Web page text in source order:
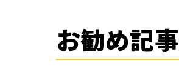
お勧め記事